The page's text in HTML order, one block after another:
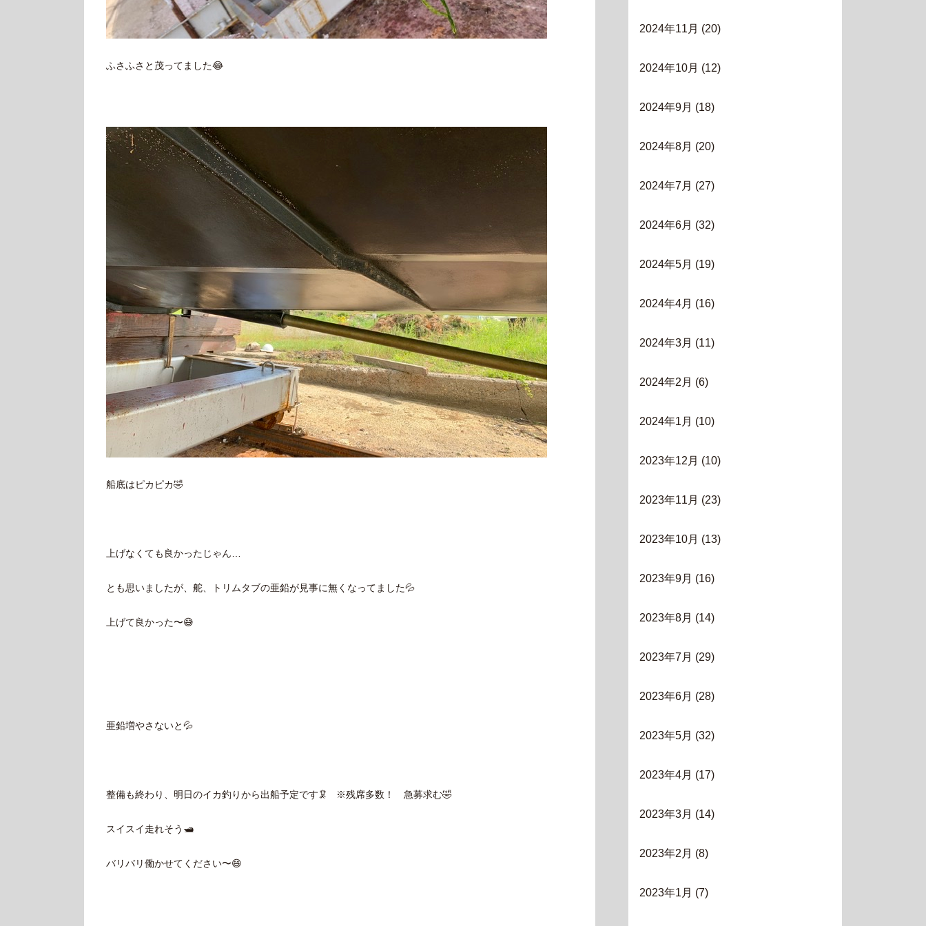
ふさふさと茂ってました😂
船底はピカピカ🤣
上げなくても良かったじゃん…
とも思いましたが、舵、トリムタブの亜鉛が見事に無くなってました💦
上げて良かった〜😅
亜鉛増やさないと💦
整備も終わり、明日のイカ釣りから出船予定です🦑 ※残席多数！ 急募求む🤣
スイスイ走れそう🛥
バリバリ働かせてください〜😄
2024年11月 (20)
2024年10月 (12)
2024年9月 (18)
2024年8月 (20)
2024年7月 (27)
2024年6月 (32)
2024年5月 (19)
2024年4月 (16)
2024年3月 (11)
2024年2月 (6)
2024年1月 (10)
2023年12月 (10)
2023年11月 (23)
2023年10月 (13)
2023年9月 (16)
2023年8月 (14)
2023年7月 (29)
2023年6月 (28)
2023年5月 (32)
2023年4月 (17)
2023年3月 (14)
2023年2月 (8)
2023年1月 (7)